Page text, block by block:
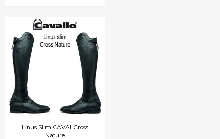
Linus Slim CAVALCross
Nature